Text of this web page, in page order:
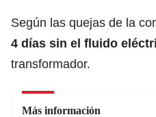
Según las quejas de la
4 días sin el fluido
transformador.
Más información